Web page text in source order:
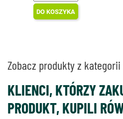
DO KOSZYKA
Zobacz produkty z kategorii
KLIENCI, KTÓRZY
PRODUKT, KUPILI